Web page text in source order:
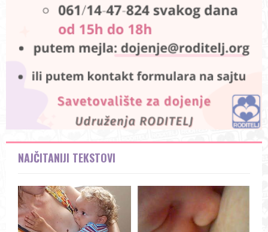
NAJČITANIJI TEKSTOVI